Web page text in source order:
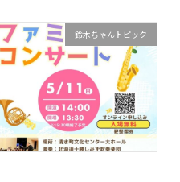
鈴木ちゃんトピック